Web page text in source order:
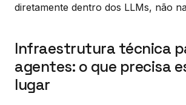
diretamente dentro dos LLMs, não
Infraestrutura técnica
agentes: o que precisa
lugar